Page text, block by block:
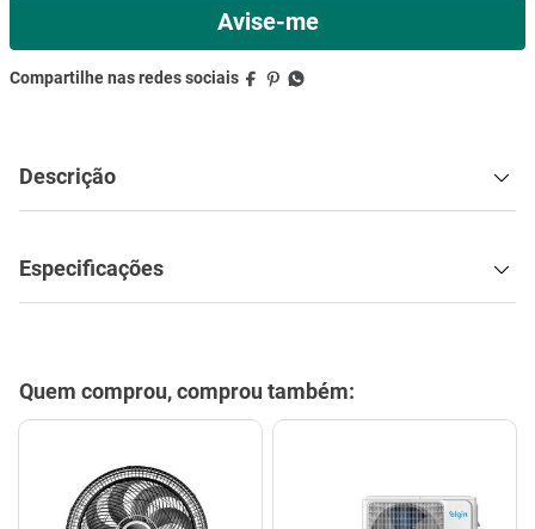
Descrição
Especificações
Quem comprou, comprou também: